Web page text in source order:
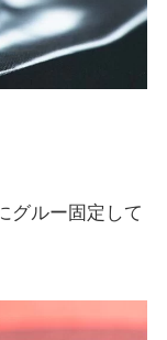
グルー固定して